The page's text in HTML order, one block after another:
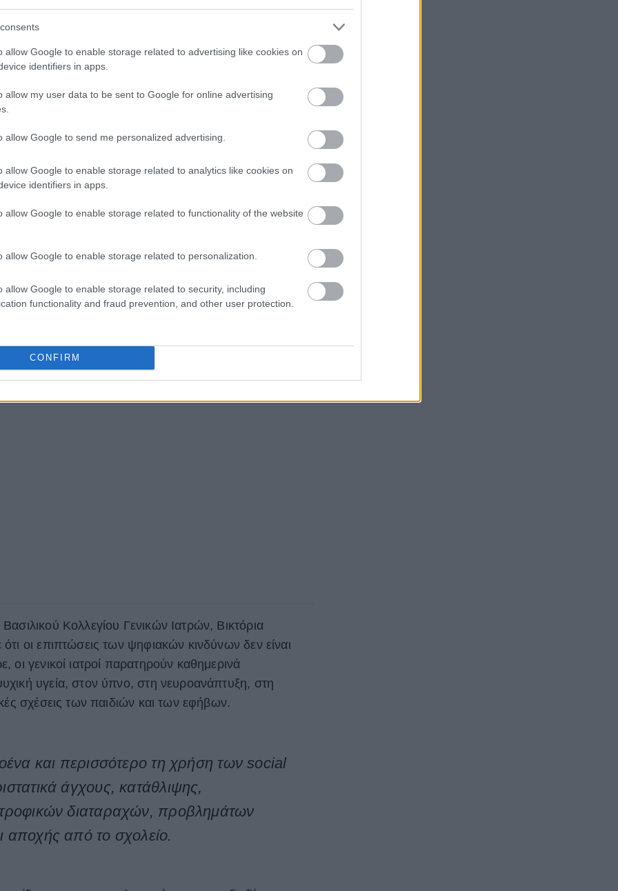
allow Google to enable storage related to advertising like cookies on
identifiers in apps.
allow my user data to be sent to Google for online advertising
allow Google to send me personalized advertising.
allow Google to enable storage related to analytics like cookies on
identifiers in apps.
allow Google to enable storage related to functionality of the website
allow Google to enable storage related to personalization.
allow Google to enable storage related to security, including
functionality and fraud prevention, and other user protection.
CONFIRM
της κυβερνητικής διαβούλευσης με τίτλο «Growing
τρόπους ενίσχυσης της διαδικτυακής
Βασίλειο. Οι ειδικοί ζητούν από τους γιατρούς να
τον χρόνο που περνούν οι νεαροί ασθενείς
social media, ώστε να υπάρχει σαφέστερη εικόνα
σήμερα δεν υπάρχουν επαρκή στοιχεία, καθώς
συστηματικά στις ιατρικές δομές. Αυτό
άγνωστος ο πραγματικός αντίκτυπος της ψηφιακής
Κολλεγίου Γενικών Ιατρών, Βικτόρια
οι επιπτώσεις των ψηφιακών κινδύνων δεν είναι
γενικοί ιατροί παρατηρούν καθημερινά
υγεία, στον ύπνο, στη νευροανάπτυξη, στη
σχέσεις των παιδιών και των εφήβων.
και περισσότερο τη χρήση των social
άγχους, κατάθλιψης,
διαταραχών, προβλημάτων
αποχής από το σχολείο.